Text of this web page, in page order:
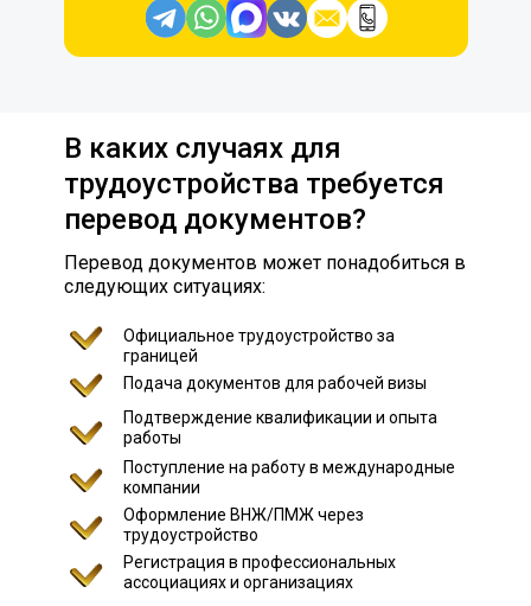
Официальное трудоустройство за
границей
Подача документов для рабочей визы
Подтверждение квалификации и опыта
работы
Поступление на работу в международные
компании
Оформление ВНЖ/ПМЖ через
трудоустройство
Регистрация в профессиональных
ассоциациях и организациях
В каких случаях для
трудоустройства требуется
перевод документов?
Перевод документов может понадобиться в
следующих ситуациях: